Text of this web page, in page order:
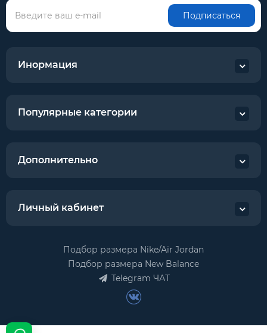
Подписаться
Инормация
Популярные категории
Дополнительно
Личный кабинет
Подбор размера Nike/Air Jordan
Подбор размера New Balance
Telegram ЧАТ